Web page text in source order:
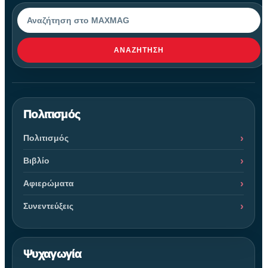
Αναζήτηση
ΑΝΑΖΉΤΗΣΗ
Πολιτισμός
Πολιτισμός
Βιβλίο
Αφιερώματα
Συνεντεύξεις
Ψυχαγωγία